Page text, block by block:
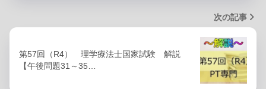
次の記事
第57回（R4） 理学療法士国家試験 解説
【午後問題31～35…